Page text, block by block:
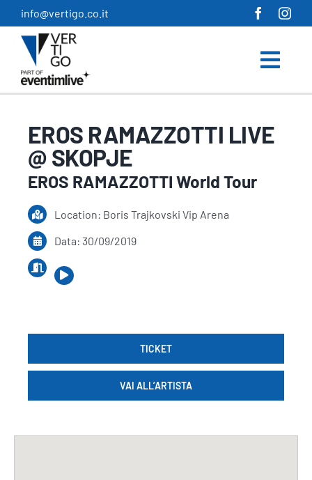
Salta
al
contenuto
info@vertigo.co.it
EROS RAMAZZOTTI LIVE
@ SKOPJE
EROS RAMAZZOTTI World Tour
Location: Boris Trajkovski Vip Arena
Data: 30/09/2019
TICKET
VAI ALL’ARTISTA